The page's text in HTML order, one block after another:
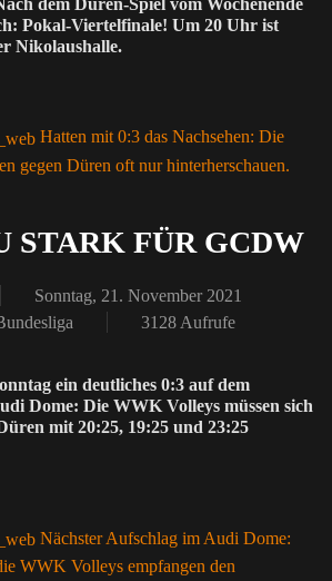
dem Düren-Spiel vom Wochenende
Pokal-Viertelfinale! Um 20 Uhr ist
Nikolaushalle.
Hatten mit 0:3 das Nachsehen: Die
gegen Düren oft nur hinterherschauen.
STARK FÜR GCDW
Sonntag, 21. November 2021
3128 Aufrufe
ein deutliches 0:3 auf dem
Dome: Die WWK Volleys müssen sich
mit 20:25, 19:25 und 23:25
Nächster Aufschlag im Audi Dome:
WWK Volleys empfangen den